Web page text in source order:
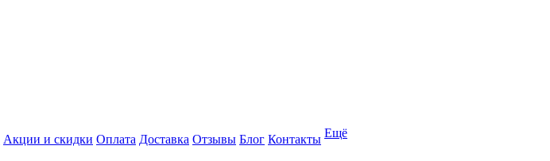
Акции и скидки Оплата Доставка Отзывы Блог Контакты Ещё